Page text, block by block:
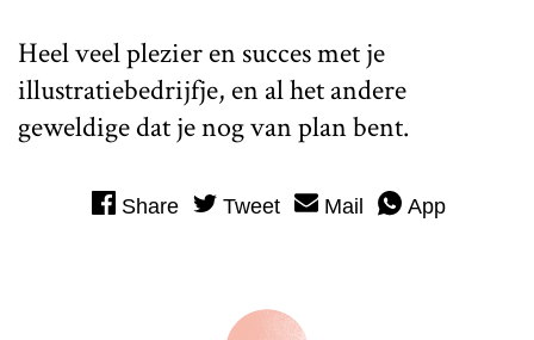
Heel veel plezier en succes met je
illustratiebedrijfje, en al het andere
geweldige dat je nog van plan bent.
Share Tweet Mail App